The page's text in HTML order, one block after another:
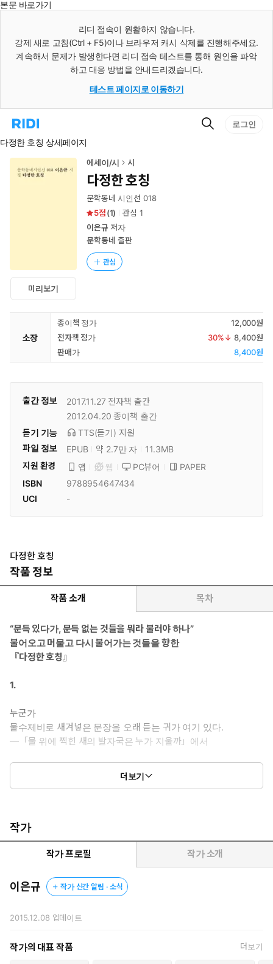
본문 바로가기
리디 접속이 원활하지 않습니다.
강제 새로 고침(Ctrl + F5)이나 브라우저 캐시 삭제를 진행해주세요.
계속해서 문제가 발생한다면 리디 접속 테스트를 통해 원인을 파악
하고 대응 방법을 안내드리겠습니다.
테스트 페이지로 이동하기
리
홈
로
이
검
로그인
다정한 호칭 상세페이지
미리보기
에세이/시 시
다정한 호칭
문학동네 시인선 018
5
(1) 관심 1
이은규저자
문학동네 출판
관심
소장
종이책 정가
12,000원
전자책 정가
30%↓ 8,400원
판매가
8,400원
출간 정보 2017.11.27 전자책 출간
2012.04.20 종이책 출간
듣기 기능
TTS(듣기) 지원
파일 정보
EPUB 약 2.7만 자
11.3MB
지원 환경
앱 웹 PC뷰어
PAPER
ISBN
9788954647434
UCI
-
다정한 호칭
작품 정보
작품 소개 목차
“문득 있다가, 문득 없는 것들을 뭐라 불러야 하나”
불어오고 머물고 다시 불어가는 것들을 향한
『다정한 호칭』
1.
누군가
물수제비로 새겨넣은 문장을 오래 듣는 귀가 여기 있다.
―「물 위에 찍힌 새의 발자국은 누가 지울까」에서
봄볕처럼 잠시 머물고 그러면서 오래도록 잊히지 않는 시 65편
이 여기 있다. 2006년 국제신문, 2008년 동아일보를 통해 등단
련된 이미지와 진술의 어울림이 주는 감흥”을 준다는 평을 받은
그는, 지난 6년간 고요했다. 그사이 시인은 번잡함을 멀리하고
보이는 것에 즉각적으로 반응하지 않은 채 잠잠했다. 그가 몰입
한 것은 ‘듣는 일’이었다. 바람결을 듣고, 나무의 소리를 듣고, 스
러져가는 기억을 듣고, 과거가 되는 너와 나의 관계를 듣는, 인내
와 집중과 기다림의 시간. 그러면서 그는 깊어지고 넓어졌다.
2.
문학평론가 조강석은 해설에서 “이은규의 첫 시집의 부제는 ‘21세기
더보기
작가
작가 프로필 작가 소개
이은규 작가 신간 알림 · 소식
2015.12.08 업데이트
작가의 대표 작품 더보기